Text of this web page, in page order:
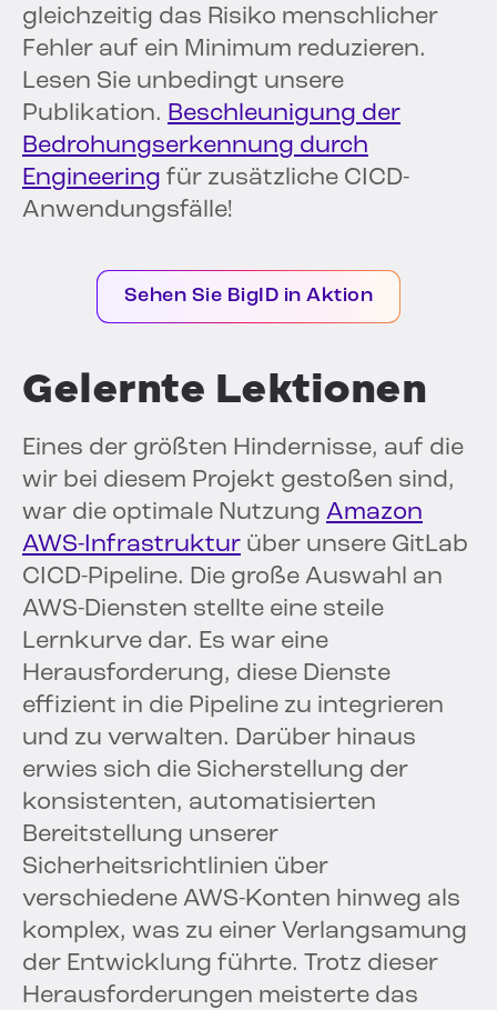
gleichzeitig das Risiko menschlicher
Fehler auf ein Minimum reduzieren.
Lesen Sie unbedingt unsere
Publikation. Beschleunigung der
Bedrohungserkennung durch
Engineering für zusätzliche CICD-
Anwendungsfälle!
Sehen Sie BigID in Aktion
Gelernte Lektionen
Eines der größten Hindernisse, auf die
wir bei diesem Projekt gestoßen sind,
war die optimale Nutzung Amazon
AWS-Infrastruktur über unsere GitLab
CICD-Pipeline. Die große Auswahl an
AWS-Diensten stellte eine steile
Lernkurve dar. Es war eine
Herausforderung, diese Dienste
effizient in die Pipeline zu integrieren
und zu verwalten. Darüber hinaus
erwies sich die Sicherstellung der
konsistenten, automatisierten
Bereitstellung unserer
Sicherheitsrichtlinien über
verschiedene AWS-Konten hinweg als
komplex, was zu einer Verlangsamung
der Entwicklung führte. Trotz dieser
Herausforderungen meisterte das